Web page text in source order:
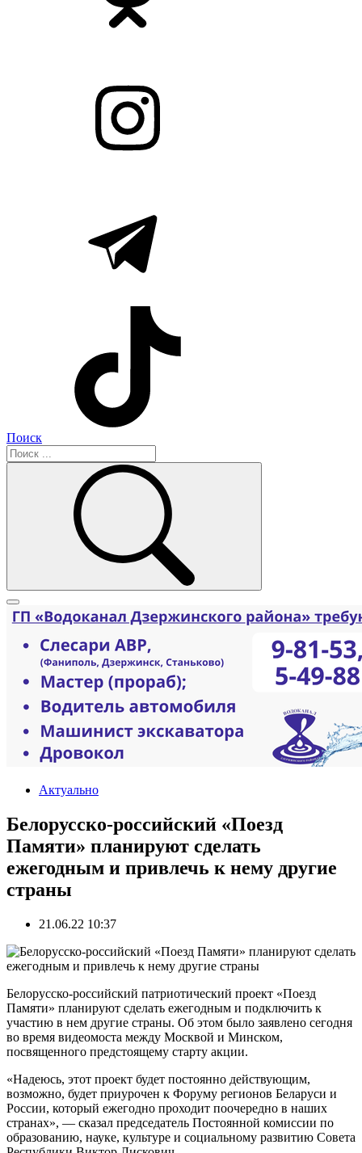
Поиск
Актуально
Белорусско-российский «Поезд
Памяти» планируют сделать
ежегодным и привлечь к нему другие
страны
21.06.22 10:37
Белорусско-российский патриотический проект «Поезд
Памяти» планируют сделать ежегодным и подключить к
участию в нем другие страны. Об этом было заявлено сегодня
во время видеомоста между Москвой и Минском,
посвященного предстоящему старту акции.
«Надеюсь, этот проект будет постоянно действующим,
возможно, будет приурочен к Форуму регионов Беларуси и
России, который ежегодно проходит поочередно в наших
странах», — сказал председатель Постоянной комиссии по
образованию, науке, культуре и социальному развитию Совета